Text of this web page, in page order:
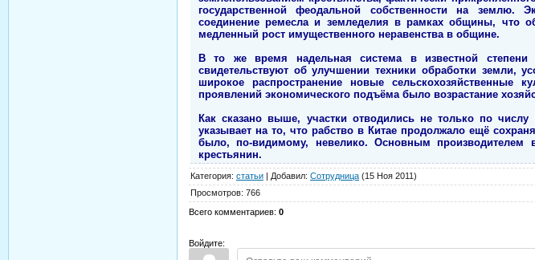
государственной феодальной собственности на землю.
соединение ремесла и земледелия в рамках общины, что
медленный рост имущественного неравенства в общине.
В то же время надельная система в известной степени
свидетельствуют об улучшении техники обработки земли,
широкое распространение новые
проявлений экономического подъёма было возрастание
Как сказано выше, участки отводились не только по
указывает на то, что рабство в Китае продолжало ещё
было, по-видимому, невелико. Основным
крестьянин.
Категория: статьи | Добавил: Сотрудница (15 Ноя 2011)
Просмотров: 766
Всего комментариев: 0
Войдите: